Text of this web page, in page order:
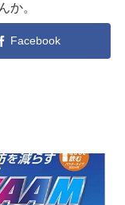
か。
Facebook